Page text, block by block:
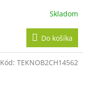
A
R
M
Skladom
Do košíka
Kód: TEKNOB2CH14562